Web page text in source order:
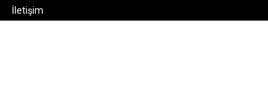
İletişim